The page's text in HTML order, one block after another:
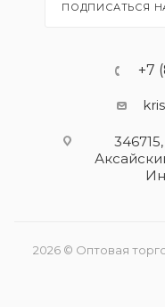
ПОДПИСАТЬСЯ
+7
2026 © Оптовая